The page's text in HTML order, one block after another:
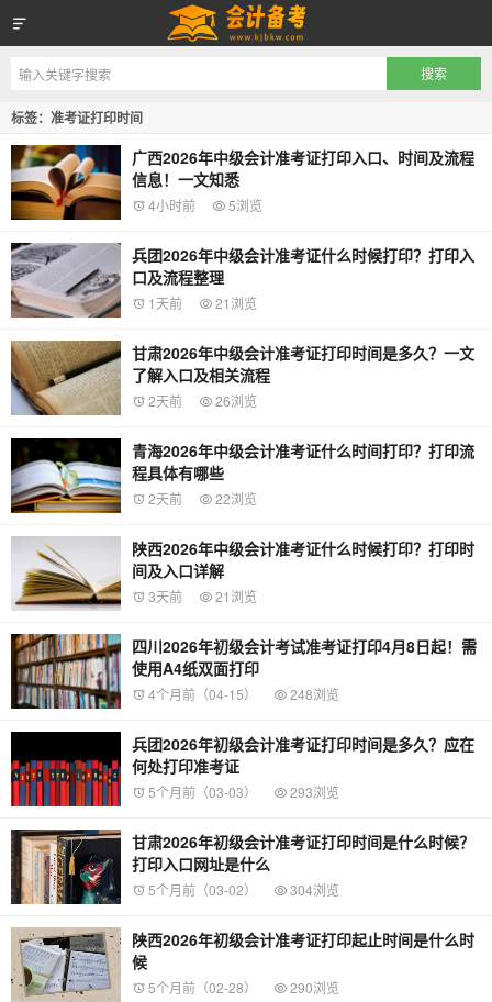
会计备考网
标签：准考证打印时间
广西2026年中级会计准考证打印入口、时间及流程
信息！一文知悉
4小时前 5浏览
兵团2026年中级会计准考证什么时候打印？打印入
口及流程整理
1天前 21浏览
甘肃2026年中级会计准考证打印时间是多久？一文
了解入口及相关流程
2天前 26浏览
青海2026年中级会计准考证什么时间打印？打印流
程具体有哪些
2天前 22浏览
陕西2026年中级会计准考证什么时候打印？打印时
间及入口详解
3天前 21浏览
四川2026年初级会计考试准考证打印4月8日起！需
使用A4纸双面打印
4个月前（04-15） 248浏览
兵团2026年初级会计准考证打印时间是多久？应在
何处打印准考证
5个月前（03-03） 293浏览
甘肃2026年初级会计准考证打印时间是什么时候？
打印入口网址是什么
5个月前（03-02） 304浏览
陕西2026年初级会计准考证打印起止时间是什么时
候
5个月前（02-28） 290浏览